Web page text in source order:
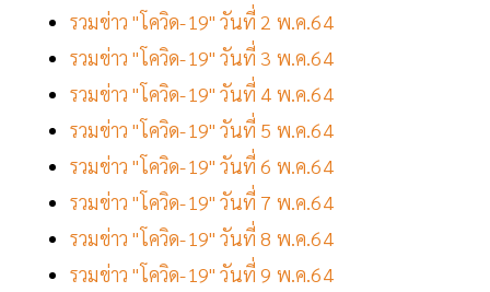
รวมข่าว "โควิด-19" วันที่ 2 พ.ค.64
รวมข่าว "โควิด-19" วันที่ 3 พ.ค.64
รวมข่าว "โควิด-19" วันที่ 4 พ.ค.64
รวมข่าว "โควิด-19" วันที่ 5 พ.ค.64
รวมข่าว "โควิด-19" วันที่ 6 พ.ค.64
รวมข่าว "โควิด-19" วันที่ 7 พ.ค.64
รวมข่าว "โควิด-19" วันที่ 8 พ.ค.64
รวมข่าว "โควิด-19" วันที่ 9 พ.ค.64